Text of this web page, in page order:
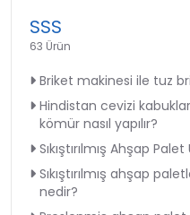
SSS
63 Ürün
Briket makinesi ile tuz
Hindistan cevizi
kömür nasıl yapılır?
Sıkıştırılmış Ahşap
Sıkıştırılmış ahşap
nedir?